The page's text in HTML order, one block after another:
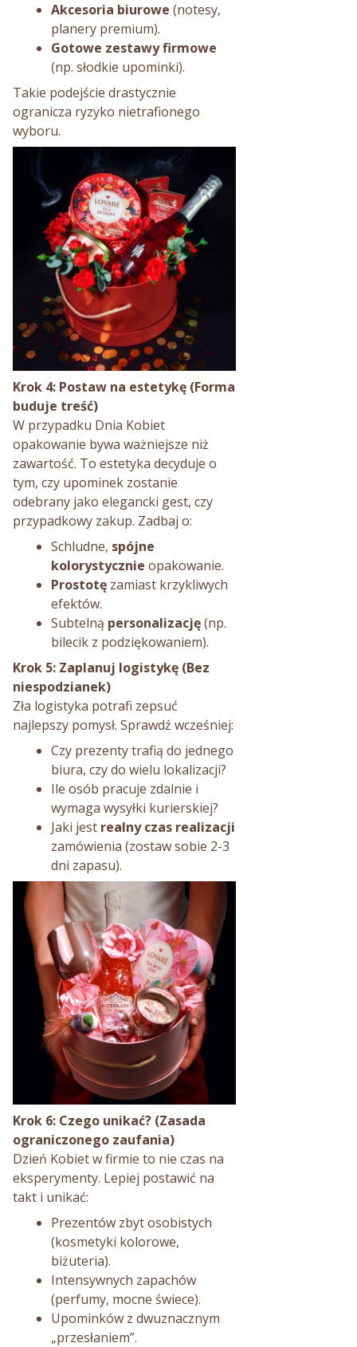
Akcesoria biurowe (notesy,
planery premium).
Gotowe zestawy firmowe
(np. słodkie upominki).
Takie podejście drastycznie
ogranicza ryzyko nietrafionego
wyboru.
Krok 4: Postaw na estetykę (Forma
buduje treść)
W przypadku Dnia Kobiet
opakowanie bywa ważniejsze niż
zawartość. To estetyka decyduje o
tym, czy upominek zostanie
odebrany jako elegancki gest, czy
przypadkowy zakup. Zadbaj o:
Schludne, spójne
kolorystycznie opakowanie.
Prostotę zamiast krzykliwych
efektów.
Subtelną personalizację(np.
bilecik z podziękowaniem).
Krok 5: Zaplanuj logistykę (Bez
niespodzianek)
Zła logistyka potrafi zepsuć
najlepszy pomysł. Sprawdź wcześniej:
Czy prezenty trafią do jednego
biura, czy do wielu lokalizacji?
Ile osób pracuje zdalnie i
wymaga wysyłki kurierskiej?
Jaki jest realny czas realizacji
zamówienia (zostaw sobie 2-3
dni zapasu).
Krok 6: Czego unikać? (Zasada
ograniczonego zaufania)
Dzień Kobiet w firmie to nie czas na
eksperymenty. Lepiej postawić na
takt i unikać:
Prezentów zbyt osobistych
(kosmetyki kolorowe,
biżuteria).
Intensywnych zapachów
(perfumy, mocne świece).
Upominków z dwuznacznym
„przesłaniem”.